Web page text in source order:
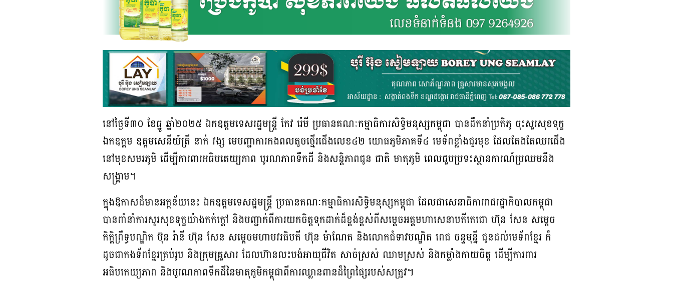
នៅថ្ងៃទី៣០ ខែធ្នូ ឆ្នាំ២០២៥ ឯកឧត្តមទេសរដ្ឋមន្ត្រី កែវ រ៉េមី ប្រធានគណៈកម្មាធិការសិទ្ធិមនុស្សកម្ពុជា បានដឹកនាំប្រតិភូ ចុះសួរសុខទុក្ខ
ឯកឧត្តម ឧត្តមសេនីយ៍ត្រី នាក់ វង្ស មេបញ្ជាការកងពលតូចថ្មើរជើងលេខ៤២ យោធភូមិភាគទី៤ មេទ័ពខ្លាំងជួរមុខ ដែលតែងតែឈរជើង
នៅមុខសមរភូមិ ដើម្បីការពារអធិបតេយ្យភាព បូរណភាពទឹកដី និងសន្តិភាពជូន ជាតិ មាតុភូមិ ពេលជួបប្រទះស្ថានការណ៍ប្រឈមនឹង
សង្រ្គាម។
ក្នុងឱកាសដ៏មានអត្ថន័យនេះ ឯកឧត្តមទេសដ្ឋមន្ត្រី ប្រធានគណៈកម្មាធិការសិទ្ធិមនុស្សកម្ពុជា ដែលជាសេនាធិការរាជរដ្ឋាភិបាលកម្ពុជា
បានពាំនាំការសួរសុខទុក្ខយ៉ាងកក់ក្តៅ និងបញ្ជាក់ពីការយកចិត្តទុកដាក់ដ៏ខ្ពង់ខ្ពស់ពីសម្តេចអគ្គមហាសេនាបតីតេជោ ហ៊ុន សែន សម្តេច
កិត្តិព្រឹទ្ធបណ្ឌិត ប៊ុន រ៉ានី ហ៊ុន សែន សម្តេចមហាបវរធិបតី ហ៊ុន ម៉ាណែត និងលោកជំទាវបណ្ឌិត ពេជ ចន្ទមុន្នី ជូនដល់មេទ័ពខ្មែរ ក៏
ដូចជាកងទ័ពខ្មែរគ្រប់រូប និងក្រុមគ្រួសារ ដែលហ៊ានលះបង់អាយុជីវិត សាច់ស្រស់ ឈាមស្រស់ និងកម្លាំងកាយចិត្ត ដើម្បីការពារ
អធិបតេយ្យភាព និងបូរណភាពទឹកដីនៃមាតុភូមិកម្ពុជាពីការឈ្លានពានដ៏ព្រៃផ្សៃរបស់សត្រូវ។